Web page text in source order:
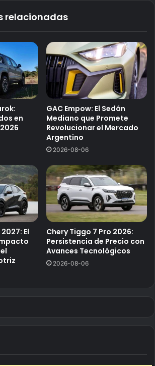
relacionadas
en
GAC Empow: El Sedán
Mediano que Promete
Revolucionar el Mercado
Argentino
2026-08-06
El
Chery Tiggo 7 Pro 2026:
Persistencia de Precio con
Avances Tecnológicos
2026-08-06